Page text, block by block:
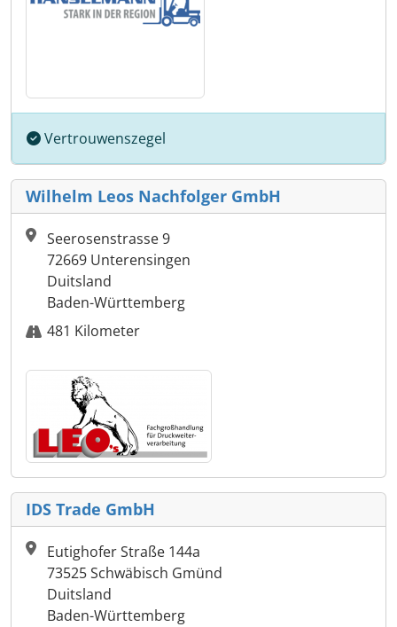
Vertrouwenszegel
Wilhelm Leos Nachfolger GmbH
Seerosenstrasse 9
72669 Unterensingen
Duitsland
Baden-Württemberg
481 Kilometer
IDS Trade GmbH
Eutighofer Straße 144a
73525 Schwäbisch Gmünd
Duitsland
Baden-Württemberg